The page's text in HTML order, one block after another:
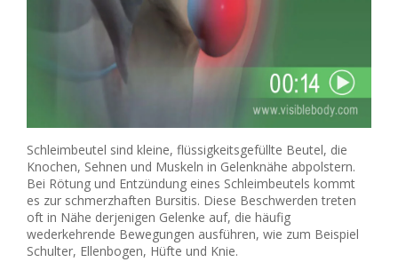
Schleimbeutel sind kleine, flüssigkeitsgefüllte Beutel, die
Knochen, Sehnen und Muskeln in Gelenknähe abpolstern.
Bei Rötung und Entzündung eines Schleimbeutels kommt
es zur schmerzhaften Bursitis. Diese Beschwerden treten
oft in Nähe derjenigen Gelenke auf, die häufig
wederkehrende Bewegungen ausführen, wie zum Beispiel
Schulter, Ellenbogen, Hüfte und Knie.